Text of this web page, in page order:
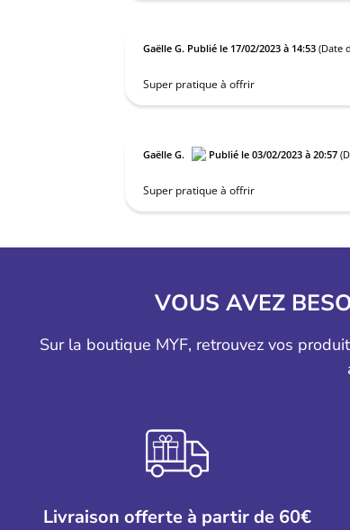
Gaëlle G. Publié le 17/02/2023 à 14:53 (Date
Super pratique à offrir
Gaëlle G. Publié le 03/02/2023 à 20:57
Super pratique à offrir
VOUS AVEZ
Sur la boutique MYF, retrouvez vos
Livraison offerte à partir de 60€